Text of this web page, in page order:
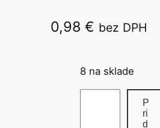
0,98€ bez DPH
8 na sklade
P
ri
d